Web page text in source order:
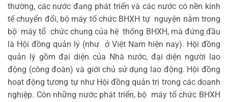
thường, các nước đang phát triển và các nước có nền kinh
tế chuyển đổi, bộ máy tổ chức BHXH tự nguyện nằm trong
bộ máy tổ chức chung của hệ thống BHXH, mà đứng đầu
là Hội đồng quản lý (như ở Việt Nam hiện nay). Hội đồng
quản lý gồm đại diện của Nhà nước, đại diện người lao
động (công đoàn) và giới chủ sử dụng lao động. Hội đồng
hoạt động tương tự như Hội đồng quản trị trong các doanh
nghiệp. Còn những nước phát triển, bộ máy tổ chức BHXH